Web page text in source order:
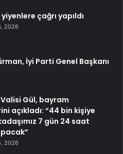
çağrı yapıldı
2026
İyi Parti Genel Başkanı
Gül, bayram
açıkladı: “44 bin kişiye
7 gün 24 saat
2026